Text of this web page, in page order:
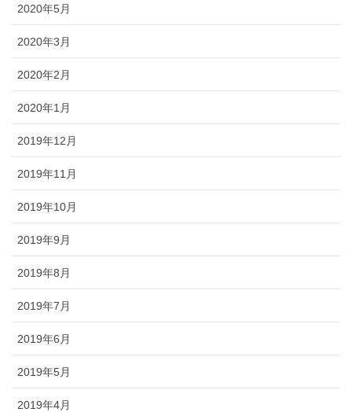
2020年5月
2020年3月
2020年2月
2020年1月
2019年12月
2019年11月
2019年10月
2019年9月
2019年8月
2019年7月
2019年6月
2019年5月
2019年4月